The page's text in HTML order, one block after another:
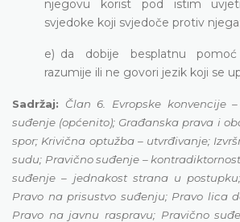
njegovu korist pod istim
svjedoke koji svjedoče protiv njega;
e) da dobije besplatnu
razumije ili ne govori jezik koji se
Sadržaj:
Član 6. Evropske konvencije
suđenje (općenito); Građanska prava i
spor; Krivična optužba – utvrđivanje;
sudu; Pravično suđenje –
suđenje – jednakost strana u
Pravo na prisustvo suđenju; Pravo lica
Pravo na javnu raspravu; Pravično